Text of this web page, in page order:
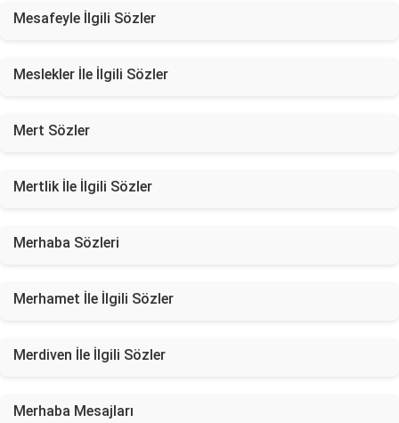
Mesafeyle İlgili Sözler
Meslekler İle İlgili Sözler
Mert Sözler
Mertlik İle İlgili Sözler
Merhaba Sözleri
Merhamet İle İlgili Sözler
Merdiven İle İlgili Sözler
Merhaba Mesajları